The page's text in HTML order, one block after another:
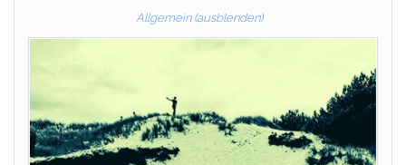
Allgemein (ausblenden)